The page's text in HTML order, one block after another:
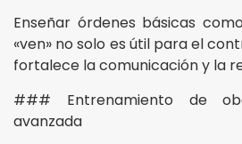
Enseñar órdenes básicas
«ven» no solo es útil para el
fortalece la comunicación y la
### Entrenamiento de
avanzada